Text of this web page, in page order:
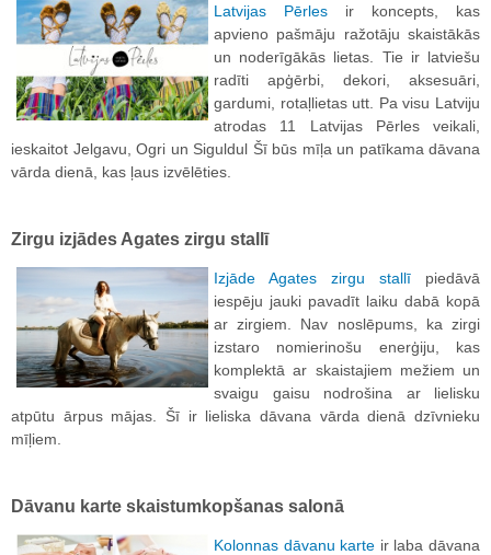
Latvijas Pērles ir koncepts, kas
apvieno pašmāju ražotāju skaistākās
un noderīgākās lietas. Tie ir latviešu
radīti apģērbi, dekori, aksesuāri,
gardumi, rotaļlietas utt. Pa visu Latviju
atrodas 11 Latvijas Pērles veikali,
ieskaitot Jelgavu, Ogri un Siguldul Šī būs mīļa un patīkama dāvana
vārda dienā, kas ļaus izvēlēties.
Zirgu izjādes Agates zirgu stallī
Izjāde Agates zirgu stallī piedāvā
iespēju jauki pavadīt laiku dabā kopā
ar zirgiem. Nav noslēpums, ka zirgi
izstaro nomierinošu enerģiju, kas
komplektā ar skaistajiem mežiem un
svaigu gaisu nodrošina ar lielisku
atpūtu ārpus mājas. Šī ir lieliska dāvana vārda dienā dzīvnieku
mīļiem.
Dāvanu karte skaistumkopšanas salonā
Kolonnas dāvanu karte ir laba dāvana